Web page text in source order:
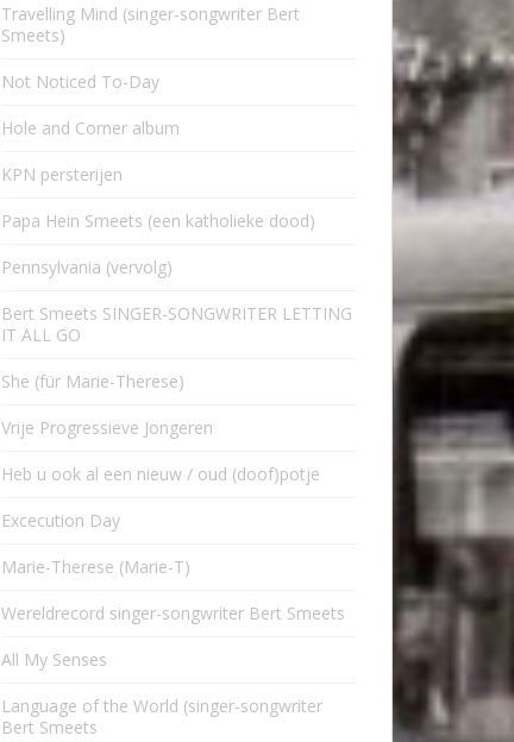
Travelling Mind (singer-songwriter Bert
Smeets)
Not Noticed To-Day
Hole and Corner album
KPN persterijen
Papa Hein Smeets (een katholieke dood)
Pennsylvania (vervolg)
Bert Smeets SINGER-SONGWRITER LETTING
IT ALL GO
She (für Marie-Therese)
Vrije Progressieve Jongeren
Heb u ook al een nieuw / oud (doof)potje
Excecution Day
Marie-Therese (Marie-T)
Wereldrecord singer-songwriter Bert Smeets
All My Senses
Language of the World (singer-songwriter
Bert Smeets